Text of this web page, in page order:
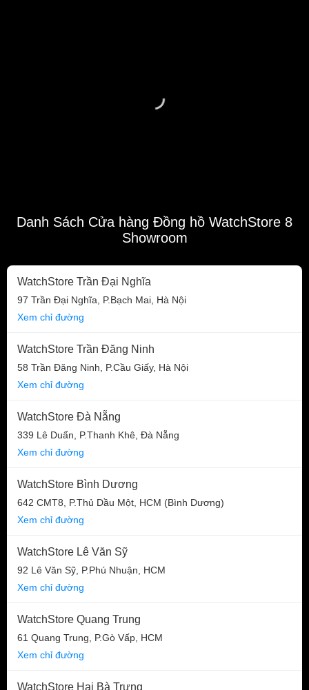
Danh Sách Cửa hàng Đồng hồ WatchStore 8
Showroom
WatchStore Trần Đại Nghĩa
97 Trần Đại Nghĩa, P.Bạch Mai, Hà Nội
Xem chỉ đường
WatchStore Trần Đăng Ninh
58 Trần Đăng Ninh, P.Cầu Giấy, Hà Nội
Xem chỉ đường
WatchStore Đà Nẵng
339 Lê Duẩn, P.Thanh Khê, Đà Nẵng
Xem chỉ đường
WatchStore Bình Dương
642 CMT8, P.Thủ Dầu Một, HCM (Bình Dương)
Xem chỉ đường
WatchStore Lê Văn Sỹ
92 Lê Văn Sỹ, P.Phú Nhuận, HCM
Xem chỉ đường
WatchStore Quang Trung
61 Quang Trung, P.Gò Vấp, HCM
Xem chỉ đường
WatchStore Hai Bà Trưng